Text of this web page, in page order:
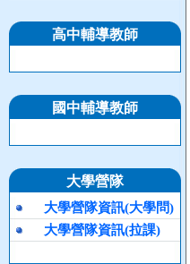
高中輔導教師
國中輔導教師
大學營隊
大學營隊資訊(大學問)
大學營隊資訊(拉課)